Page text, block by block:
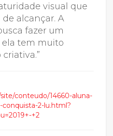
visual que
alcançar. A
fazer um
ela tem muito
conteudo/14660-aluna-
2-lu.html?
+2